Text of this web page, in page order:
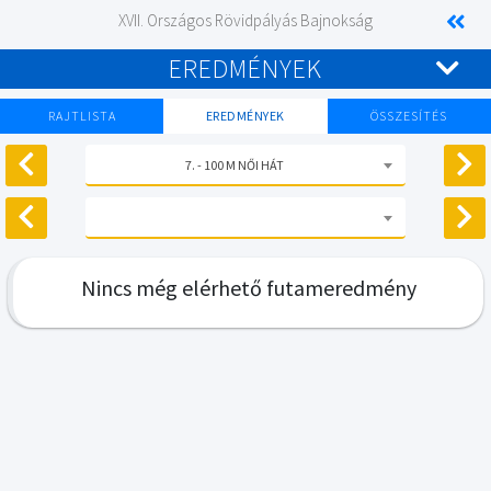
XVII. Országos Rövidpályás Bajnokság
EREDMÉNYEK
RAJTLISTA EREDMÉNYEK ÖSSZESÍTÉS
7. - 100 M NŐI HÁT
Nincs még elérhető futameredmény